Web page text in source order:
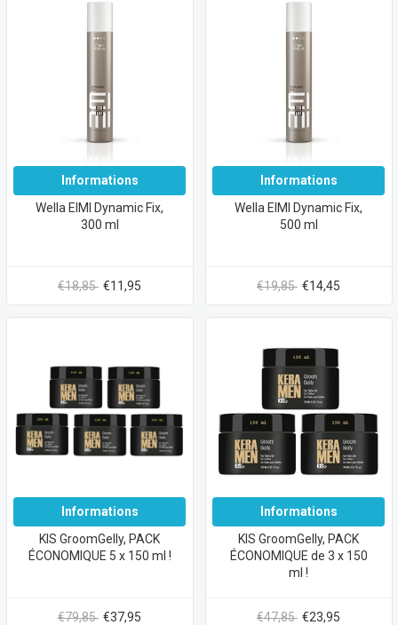
Informations
Wella EIMI Dynamic Fix,
300 ml
€18,85 €11,95
Informations
Wella EIMI Dynamic Fix,
500 ml
€19,85 €14,45
Informations
KIS GroomGelly, PACK
ÉCONOMIQUE 5 x 150 ml !
€79,85 €37,95
Informations
KIS GroomGelly, PACK
ÉCONOMIQUE de 3 x 150
ml !
€47,85 €23,95